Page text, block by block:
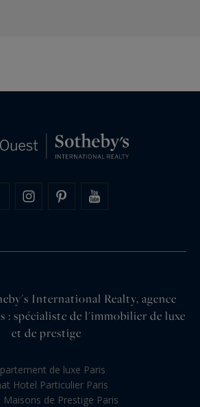
International Realty, agence
: spécialiste de l'immobilier de luxe
et de prestige
de luxe Paris
Hotel Particulier Paris
Maisons de Prestige Paris